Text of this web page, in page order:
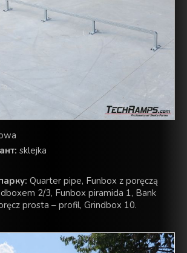
sklejka
Quarter pipe, Funbox z poręczą
2/3, Funbox piramida 1, Bank
prosta – profil, Grindbox 10.